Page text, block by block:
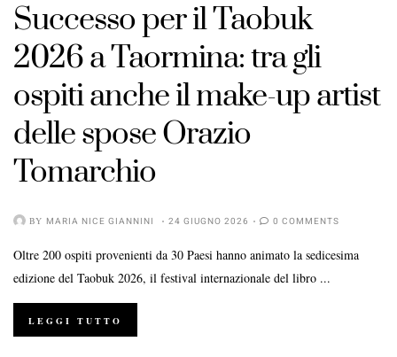
Successo per il Taobuk
2026 a Taormina: tra gli
ospiti anche il make-up artist
delle spose Orazio
Tomarchio
BY MARIA NICE GIANNINI 24 GIUGNO 2026 0 COMMENTS
Oltre 200 ospiti provenienti da 30 Paesi hanno animato la sedicesima
edizione del Taobuk 2026, il festival internazionale del libro ...
LEGGI TUTTO